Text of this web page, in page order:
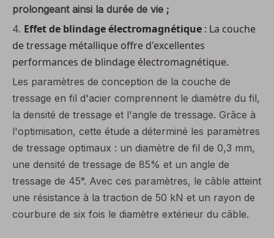
prolongeant ainsi la durée de vie ;
4. Effet de blindage électromagnétique : La couche
de tressage métallique offre d'excellentes
performances de blindage électromagnétique.
Les paramètres de conception de la couche de
tressage en fil d'acier comprennent le diamètre du fil,
la densité de tressage et l'angle de tressage. Grâce à
l'optimisation, cette étude a déterminé les paramètres
de tressage optimaux : un diamètre de fil de 0,3 mm,
une densité de tressage de 85% et un angle de
tressage de 45°. Avec ces paramètres, le câble atteint
une résistance à la traction de 50 kN et un rayon de
courbure de six fois le diamètre extérieur du câble.